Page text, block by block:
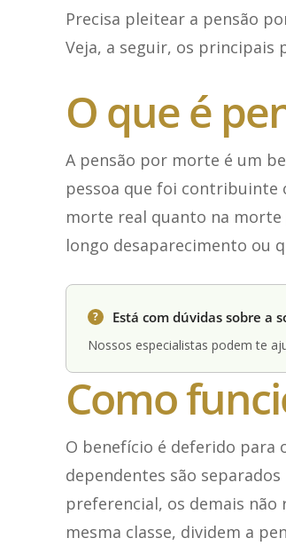
Precisa pleitear a pensão
Veja, a seguir, os principais
O que é
A pensão por morte é um
pessoa que foi contribuinte
morte real quanto na morte
longo desaparecimento ou
? Está com dúvidas sobre a
Nossos especialistas podem te
Como
O benefício é deferido para
dependentes são
preferencial, os demais
mesma classe, dividem a